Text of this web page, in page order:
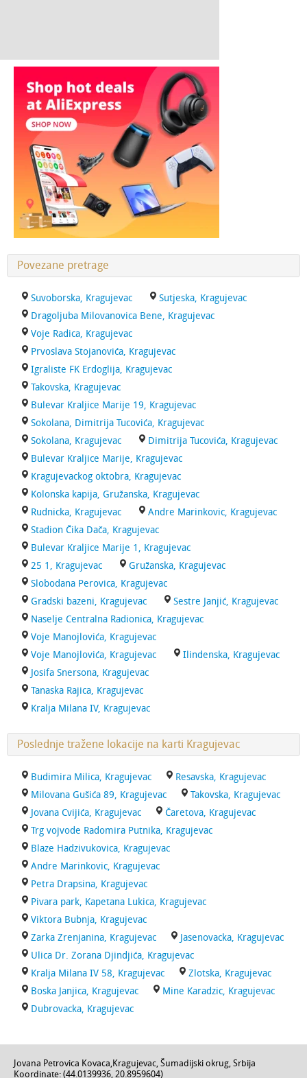
Povezane pretrage
Suvoborska, Kragujevac
Sutjeska, Kragujevac
Dragoljuba Milovanovica Bene, Kragujevac
Voje Radica, Kragujevac
Prvoslava Stojanovića, Kragujevac
Igraliste FK Erdoglija, Kragujevac
Takovska, Kragujevac
Bulevar Kraljice Marije 19, Kragujevac
Sokolana, Dimitrija Tucovića, Kragujevac
Sokolana, Kragujevac
Dimitrija Tucovića, Kragujevac
Bulevar Kraljice Marije, Kragujevac
Kragujevackog oktobra, Kragujevac
Kolonska kapija, Gružanska, Kragujevac
Rudnicka, Kragujevac
Andre Marinkovic, Kragujevac
Stadion Čika Dača, Kragujevac
Bulevar Kraljice Marije 1, Kragujevac
25 1, Kragujevac
Gružanska, Kragujevac
Slobodana Perovica, Kragujevac
Gradski bazeni, Kragujevac
Sestre Janjić, Kragujevac
Naselje Centralna Radionica, Kragujevac
Voje Manojlovića, Kragujevac
Voje Manojlovića, Kragujevac
Ilindenska, Kragujevac
Josifa Snersona, Kragujevac
Tanaska Rajica, Kragujevac
Kralja Milana IV, Kragujevac
Poslednje tražene lokacije na karti Kragujevac
Budimira Milica, Kragujevac
Resavska, Kragujevac
Milovana Gušića 89, Kragujevac
Takovska, Kragujevac
Jovana Cvijića, Kragujevac
Čaretova, Kragujevac
Trg vojvode Radomira Putnika, Kragujevac
Blaze Hadzivukovica, Kragujevac
Andre Marinkovic, Kragujevac
Petra Drapsina, Kragujevac
Pivara park, Kapetana Lukica, Kragujevac
Viktora Bubnja, Kragujevac
Zarka Zrenjanina, Kragujevac
Jasenovacka, Kragujevac
Ulica Dr. Zorana Djindjića, Kragujevac
Kralja Milana IV 58, Kragujevac
Zlotska, Kragujevac
Boska Janjica, Kragujevac
Mine Karadzic, Kragujevac
Dubrovacka, Kragujevac
Jovana Petrovica Kovaca,Kragujevac, Šumadijski okrug, Srbija
Koordinate: (44.0139936, 20.8959604)